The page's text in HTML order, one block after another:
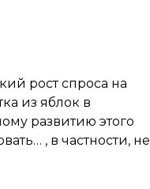
рост спроса на
из яблок в
развитию этого
, в частности,